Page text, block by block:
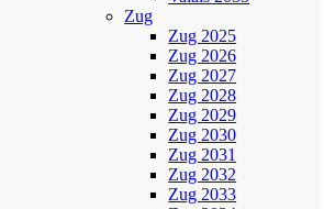
Zug
Zug 2025
Zug 2026
Zug 2027
Zug 2028
Zug 2029
Zug 2030
Zug 2031
Zug 2032
Zug 2033